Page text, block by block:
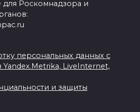
для Роскомнадзора и
персональных данных с
LiveInternet,
и защиты